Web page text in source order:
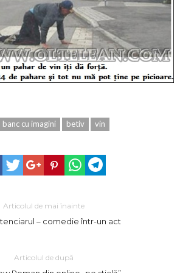
banc cu imagini betiv vin
Articolul de mai înainte
– comedie într-un act
Articolul de după